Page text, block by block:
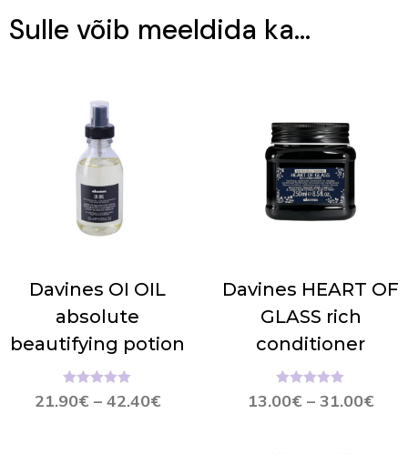
Sulle võib meeldida ka…
Davines OI OIL
absolute
beautifying potion
21.90€ – 42.40€
Hinnanguga
5.00
/ 5
Davines HEART OF
GLASS rich
conditioner
13.00€ – 31.00€
Hinnanguga
5.00
/ 5